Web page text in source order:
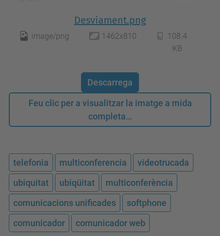
Desviament.png
image/png 1462x810
108.4
KB
Descarrega
Feu clic per a visualitzar la imatge a mida
completa…
telefonia multiconferencia
videotrucada
ubiquitat
ubiqüitat
multiconferència
comunicacions unificades
softphone
comunicador
comunicador web